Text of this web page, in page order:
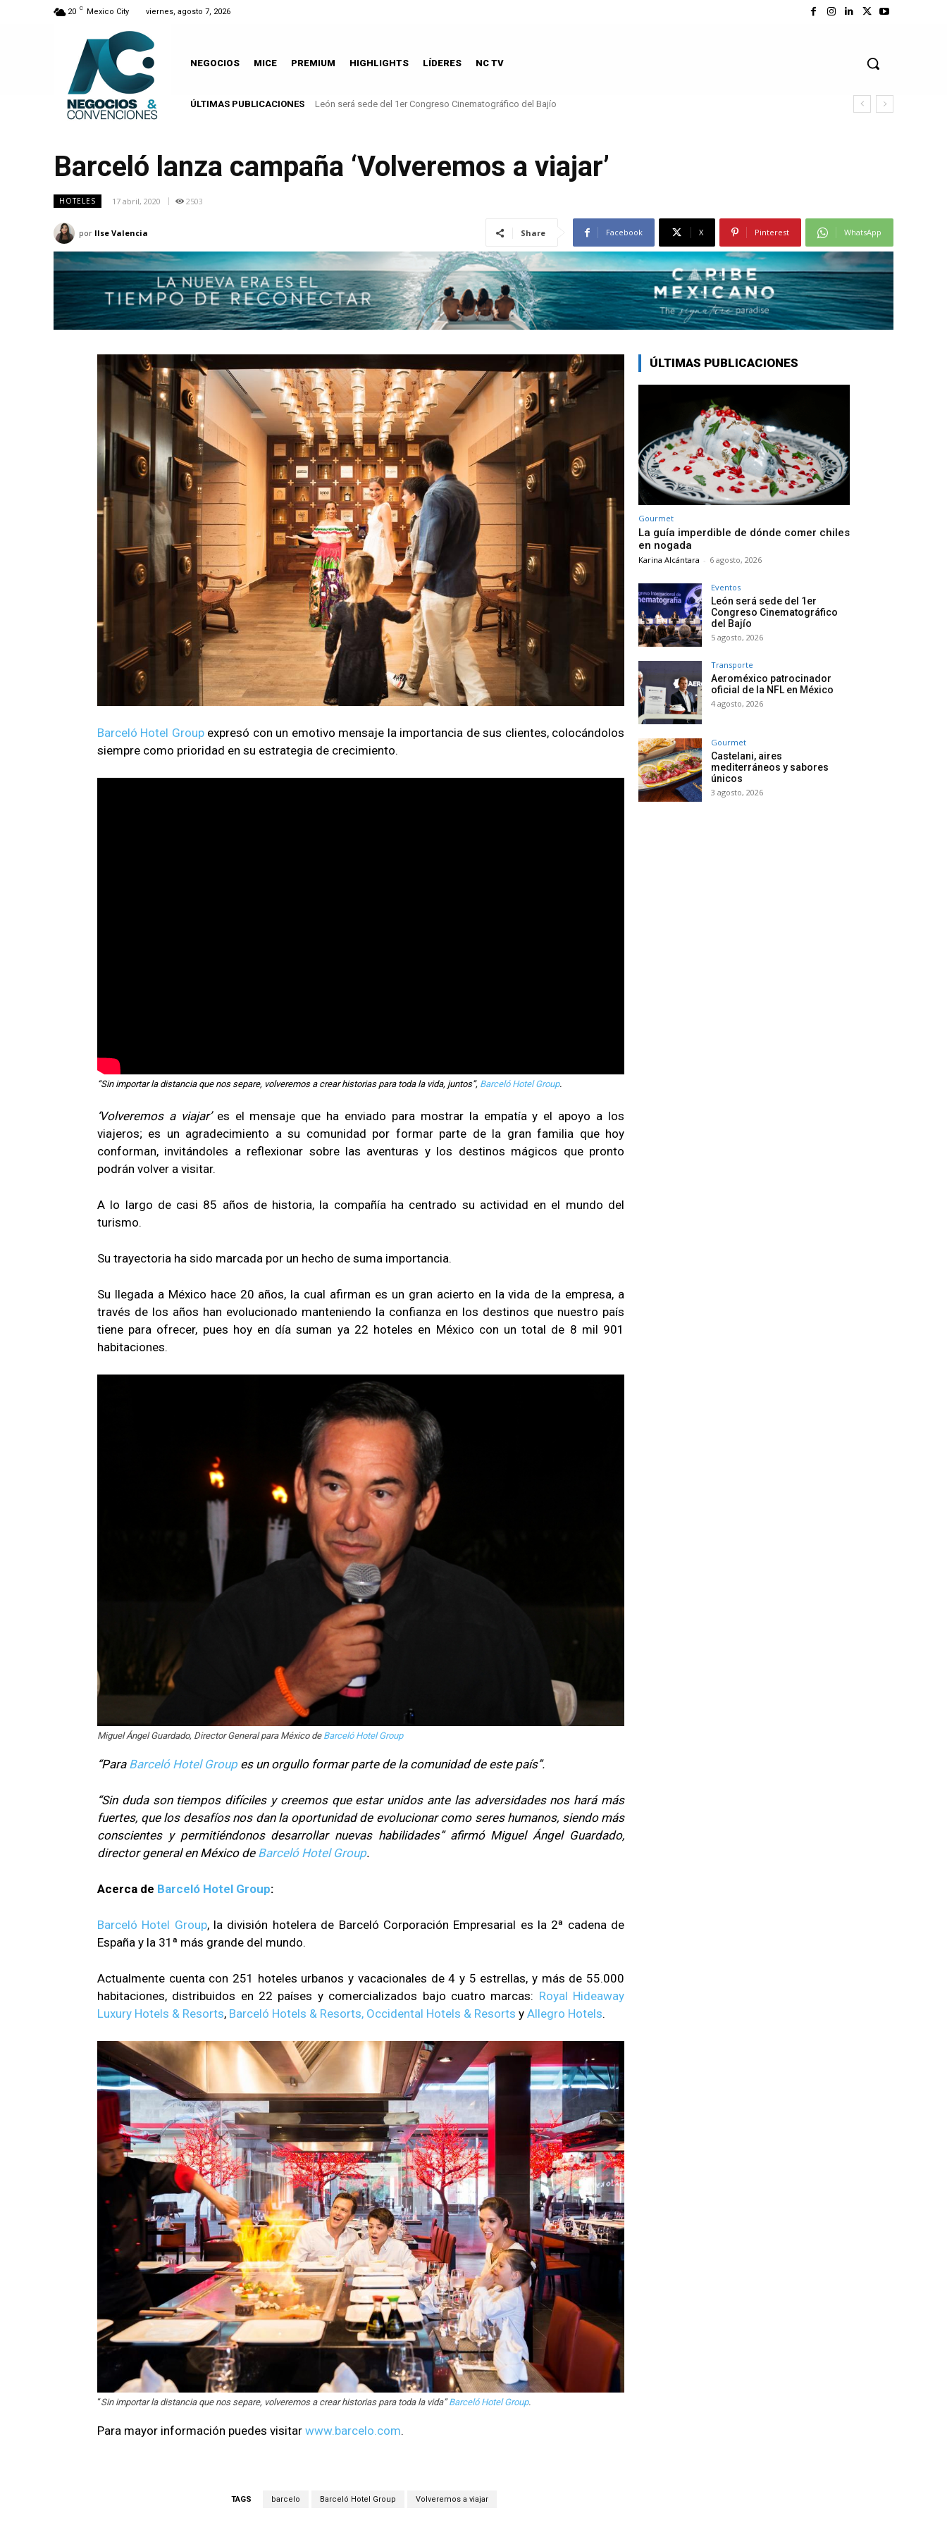
20 C Mexico City viernes, agosto 7, 2026
NEGOCIOS MICE PREMIUM HIGHLIGHTS LÍDERES NC TV
ÚLTIMAS PUBLICACIONESLeón será sede del 1er Congreso Cinematográfico del Bajío
Aeroméxico patrocinador oficial de la NFL en México
Barceló lanza campaña ‘Volveremos a viajar’
HOTELES 17 abril, 2020 2503
por Ilse Valencia Share Facebook X Pinterest WhatsApp
Barceló Hotel Groupexpresó con un emotivo mensaje la importancia de sus clientes, colocándolos
siempre como prioridad en su estrategia de crecimiento.
“Sin importar la distancia que nos separe, volveremos a crear historias para toda la vida, juntos”, Barceló Hotel Group.
‘Volveremos a viajar’es el mensaje que ha enviado para mostrar la empatía y el apoyo a los
viajeros; es un agradecimiento a su comunidad por formar parte de la gran familia que hoy
conforman, invitándoles a reflexionar sobre las aventuras y los destinos mágicos que pronto
podrán volver a visitar.
A lo largo de casi 85 años de historia, la compañía ha centrado su actividad en el mundo del
turismo.
Su trayectoria ha sido marcada por un hecho de suma importancia.
Su llegada a México hace 20 años, la cual afirman es un gran acierto en la vida de la empresa, a
través de los años han evolucionado manteniendo la confianza en los destinos que nuestro país
tiene para ofrecer, pues hoy en día suman ya 22 hoteles en México con un total de 8 mil 901
habitaciones.
Miguel Ángel Guardado, Director General para México de Barceló Hotel Group
“Para Barceló Hotel Group es un orgullo formar parte de la comunidad de este país”.
“Sin duda son tiempos difíciles y creemos que estar unidos ante las adversidades nos hará más
fuertes, que los desafíos nos dan la oportunidad de evolucionar como seres humanos, siendo más
conscientes y permitiéndonos desarrollar nuevas habilidades” afirmó Miguel Ángel Guardado,
director general en México de Barceló Hotel Group.
Acerca de Barceló Hotel Group:
Barceló Hotel Group, la división hotelera de Barceló Corporación Empresarial es la 2ª cadena de
España y la 31ª más grande del mundo.
Actualmente cuenta con 251 hoteles urbanos y vacacionales de 4 y 5 estrellas, y más de 55.000
habitaciones, distribuidos en 22 países y comercializados bajo cuatro marcas: Royal Hideaway
Luxury Hotels & Resorts, Barceló Hotels & Resorts, Occidental Hotels & Resorts y Allegro Hotels.
“Sin importar la distancia que nos separe, volveremos a crear historias para toda la vida”Barceló Hotel Group.
Para mayor información puedes visitar www.barcelo.com.
TAGS barcelo Barceló Hotel Group Volveremos a viajar
ÚLTIMAS PUBLICACIONES
Gourmet
La guía imperdible de dónde comer chiles
en nogada
Karina Alcántara - 6 agosto, 2026
Eventos
León será sede del 1er
Congreso Cinematográfico
del Bajío
5 agosto, 2026
Transporte
Aeroméxico patrocinador
oficial de la NFL en México
4 agosto, 2026
Gourmet
Castelani, aires
mediterráneos y sabores
únicos
3 agosto, 2026